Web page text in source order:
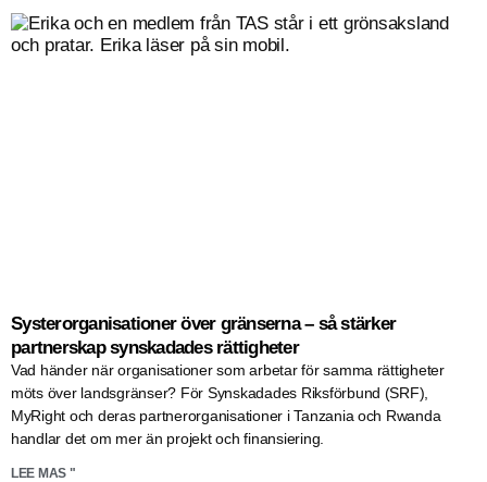
Systerorganisationer över gränserna – så stärker
partnerskap synskadades rättigheter
Vad händer när organisationer som arbetar för samma rättigheter
möts över landsgränser? För Synskadades Riksförbund (SRF),
MyRight och deras partnerorganisationer i Tanzania och Rwanda
handlar det om mer än projekt och finansiering.
LEE MAS "